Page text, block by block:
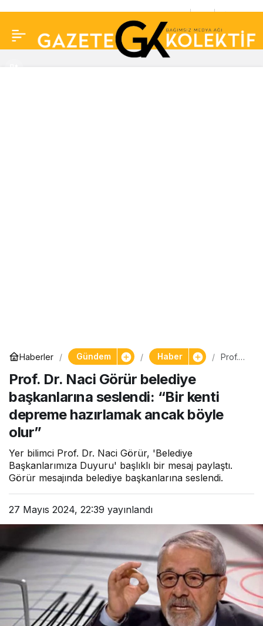
Haberler Gündem Haber
Prof.
başka
depre
mak
olur”
Prof. Dr. Naci Görür belediye
başkanlarına seslendi: “Bir kenti
depreme hazırlamak ancak böyle
olur”
Yer bilimci Prof. Dr. Naci Görür, 'Belediye
Başkanlarımıza Duyuru' başlıklı bir mesaj paylaştı.
Görür mesajında belediye başkanlarına seslendi.
27 Mayıs 2024, 22:39 yayınlandı
vermeden hedef aldı!